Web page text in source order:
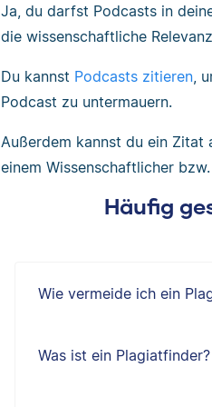
Ja, du darfst Podcasts in
die wissenschaftliche
Du kannst Podcasts zitieren,
Podcast zu untermauern.
Außerdem kannst du ein Zitat
einem Wissenschaftlicher
Häufig
Wie vermeide ich ein
Was ist ein Plagiatfinder?